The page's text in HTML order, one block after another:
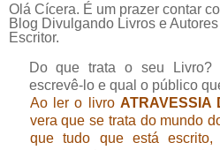
Olá Cícera. É um prazer contar
Blog Divulgando Livros e
Escritor.
Do que trata o seu
escrevê-lo e qual o público
Ao ler o livro ATRAVESSIA
vera que se trata do mundo
que tudo que está